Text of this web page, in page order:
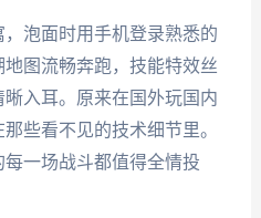
泡面时用手机登录熟悉的
图流畅奔跑，技能特效丝
入耳。原来在国外玩国内
些看不见的技术细节里。
一场战斗都值得全情投